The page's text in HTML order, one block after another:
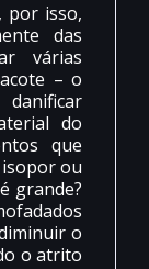
por isso,
das
várias
– o
do
que
ou
grande?
o
o atrito